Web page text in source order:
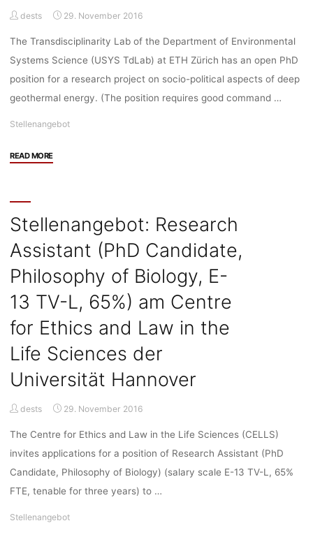
dests 29. November 2016
The Transdisciplinarity Lab of the Department of Environmental
Systems Science (USYS TdLab) at ETH Zürich has an open PhD
position for a research project on socio-political aspects of deep
geothermal energy. (The position requires good command …
Stellenangebot
READ MORE"Stellenangebot:
political
aspects
deep
geothermal
energy
at
TdLab
ETH
Stellenangebot: Research
Assistant (PhD Candidate,
Philosophy of Biology, E-
13 TV-L, 65%) am Centre
for Ethics and Law in the
Life Sciences der
Universität Hannover
dests 29. November 2016
The Centre for Ethics and Law in the Life Sciences (CELLS)
invites applications for a position of Research Assistant (PhD
Candidate, Philosophy of Biology) (salary scale E-13 TV-L, 65%
FTE, tenable for three years) to …
Stellenangebot